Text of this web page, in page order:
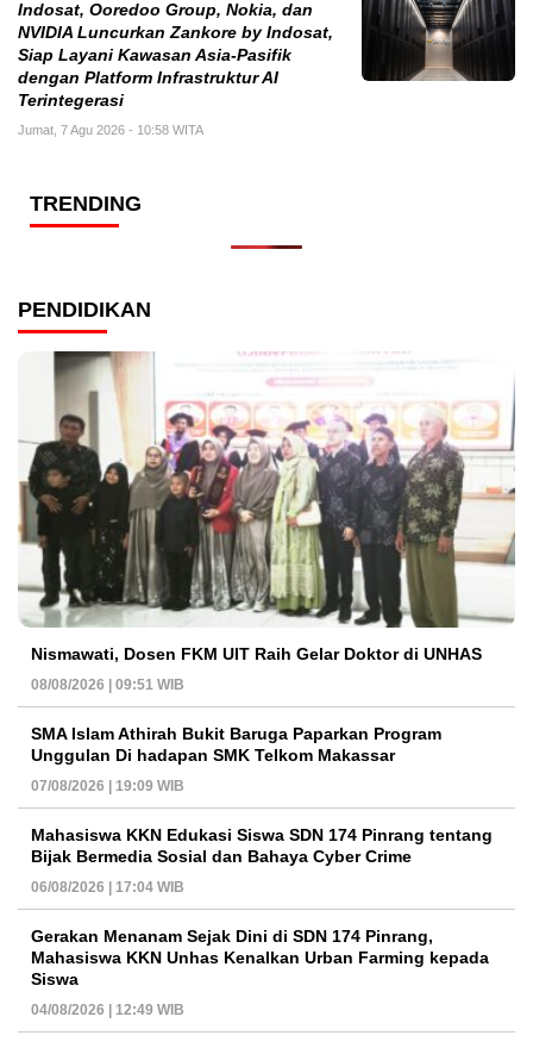
Indosat, Ooredoo Group, Nokia, dan
NVIDIA Luncurkan Zankore by Indosat,
Siap Layani Kawasan Asia-Pasifik
dengan Platform Infrastruktur AI
Terintegerasi
Jumat, 7 Agu 2026 - 10:58 WITA
TRENDING
PENDIDIKAN
Nismawati, Dosen FKM UIT Raih Gelar Doktor di UNHAS
08/08/2026 | 09:51 WIB
SMA Islam Athirah Bukit Baruga Paparkan Program
Unggulan Di hadapan SMK Telkom Makassar
07/08/2026 | 19:09 WIB
Mahasiswa KKN Edukasi Siswa SDN 174 Pinrang tentang
Bijak Bermedia Sosial dan Bahaya Cyber Crime
06/08/2026 | 17:04 WIB
Gerakan Menanam Sejak Dini di SDN 174 Pinrang,
Mahasiswa KKN Unhas Kenalkan Urban Farming kepada
Siswa
04/08/2026 | 12:49 WIB